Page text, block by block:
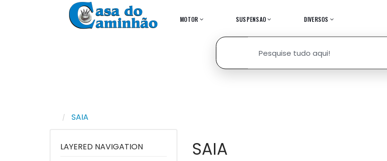
MOTOR SUSPENSAO DIVERSOS
SAIA
LAYERED NAVIGATION SAIA